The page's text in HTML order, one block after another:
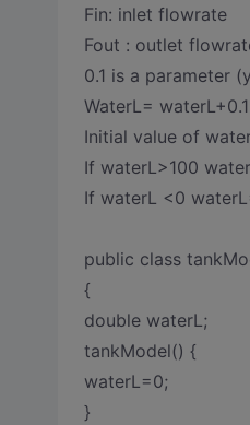
Fin: inlet flowrate
Fout : outlet
0.1 is a parameter
WaterL=
Initial value of
If waterL>100
If waterL <0
public class
{
double waterL;
tankModel() {
waterL=0;
}